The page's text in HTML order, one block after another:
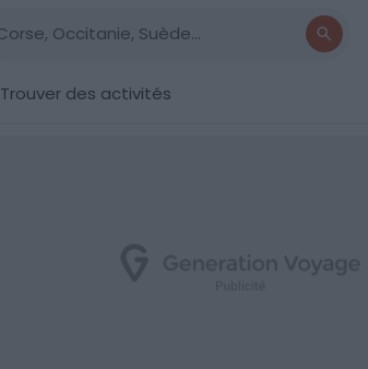
Trouver des activités